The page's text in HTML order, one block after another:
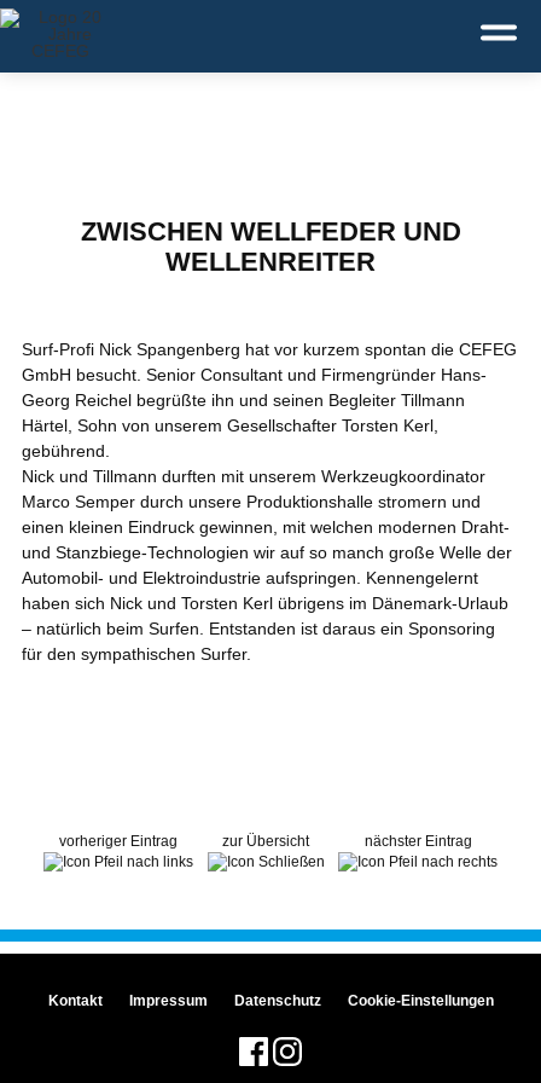
Deutsch
ZWISCHEN WELLFEDER UND
WELLENREITER
Surf-Profi Nick Spangenberg hat vor kurzem spontan die CEFEG
GmbH besucht. Senior Consultant und Firmengründer Hans-
Georg Reichel begrüßte ihn und seinen Begleiter Tillmann
Härtel, Sohn von unserem Gesellschafter Torsten Kerl,
gebührend.
Nick und Tillmann durften mit unserem Werkzeugkoordinator
Marco Semper durch unsere Produktionshalle stromern und
einen kleinen Eindruck gewinnen, mit welchen modernen Draht-
und Stanzbiege-Technologien wir auf so manch große Welle der
Automobil- und Elektroindustrie aufspringen. Kennengelernt
haben sich Nick und Torsten Kerl übrigens im Dänemark-Urlaub
– natürlich beim Surfen. Entstanden ist daraus ein Sponsoring
für den sympathischen Surfer.
vorheriger Eintrag zur Übersicht nächster Eintrag
Kontakt Impressum Datenschutz Cookie-Einstellungen